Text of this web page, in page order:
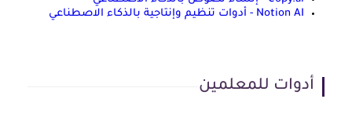
Notion AI - أدوات تنظيم وإنتاجية بالذكاء الاصطناعي
أدوات للمعلمين